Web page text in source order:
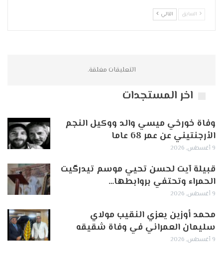
السابق التالي
التعليقات مغلقة.
اخر المستجدات
وفاة خورخي ميسي والد ووكيل النجم
الأرجنتيني عن عمر 68 عاما
9 أغسطس, 2026
قبيلة آيت لحسن تحيي موسم تيدرگيت
الحمراء وتحتفي بروابطها…
9 أغسطس, 2026
محمد أوزين يعزي النقيب مولاي
سليمان العمراني في وفاة شقيقه
9 أغسطس, 2026